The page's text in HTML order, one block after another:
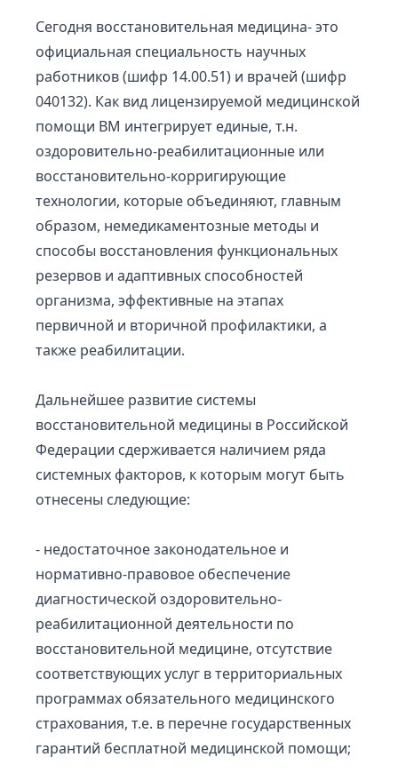
Сегодня восстановительная медицина- это
официальная специальность научных
работников (шифр 14.00.51) и врачей (шифр
040132). Как вид лицензируемой медицинской
помощи ВМ интегрирует единые, т.н.
оздоровительно-реабилитационные или
восстановительно-корригирующие
технологии, которые объединяют, главным
образом, немедикаментозные методы и
способы восстановления функциональных
резервов и адаптивных способностей
организма, эффективные на этапах
первичной и вторичной профилактики, а
также реабилитации.
Дальнейшее развитие системы
восстановительной медицины в Российской
Федерации сдерживается наличием ряда
системных факторов, к которым могут быть
отнесены следующие:
- недостаточное законодательное и
нормативно-правовое обеспечение
диагностической оздоровительно-
реабилитационной деятельности по
восстановительной медицине, отсутствие
соответствующих услуг в территориальных
программах обязательного медицинского
страхования, т.е. в перечне государственных
гарантий бесплатной медицинской помощи;